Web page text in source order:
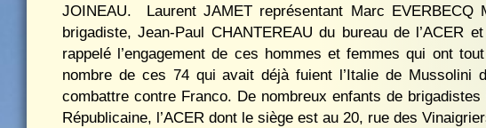
JOINEAU.
Laurent JAMET représentant Marc
brigadiste, Jean-Paul CHANTEREAU du bureau de l’ACER
rappelé l’engagement de ces hommes et femmes qui ont
nombre de ces 74 qui avait déjà fuient l’Italie de
combattre contre Franco. De nombreux enfants de
Républicaine, l’ACER dont le siège est au 20, rue des